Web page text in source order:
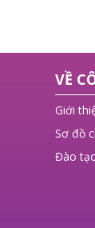
VỀ
Giới
Sơ đồ
Đào